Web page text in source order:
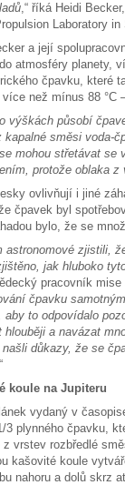
,“ říká Heidi
Laboratory
a její
atmosféry planety,
čpavku, které
více než mínus 88 °C
výškách působí
kapalné směsi voda-
mohou střetávat se
protože oblaka
ovlivňují i jiné
čpavek byl
bylo, že se
astronomové zjistili,
jak hluboko
pracovník
čpavku
aby to odpovídalo
hlouběji a navázat
důkazy, že se
koule na Jupiteru
vydaný v
3 plynného čpavku,
z vrstev rozbředlé
kašovité koule
nahoru a dolů skrz